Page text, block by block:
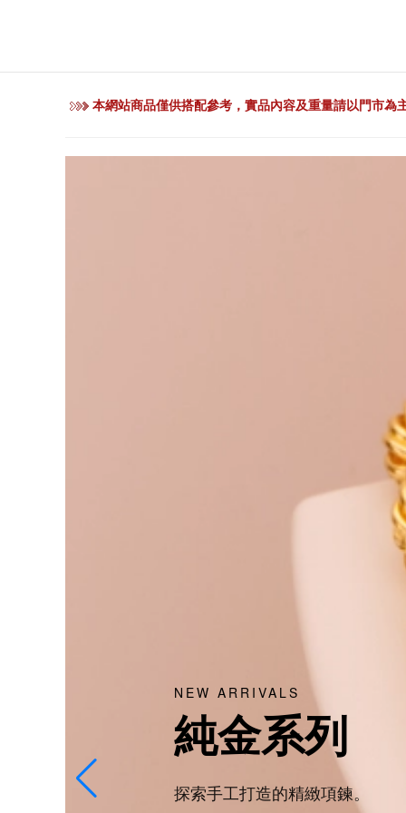
本網站商品僅供搭配參考，實品內容及重量請以門市為
熱銷款式
禮贈首選
挑選只屬於你的禮物。